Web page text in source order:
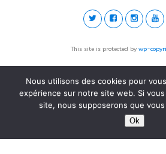
This site is protected by wp-
Nous utilisons des cookies pour
expérience sur notre site web. Si
site, nous supposerons que
Ok